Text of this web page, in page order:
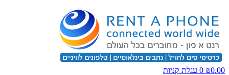
₪0.00
0 עגלת קניות